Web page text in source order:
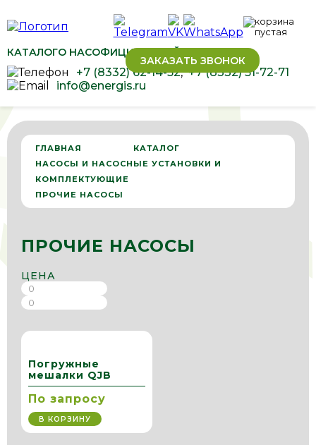
КАТАЛОГО НАСОФИЦИАЛЬНЫЙ ДИЛЕР ОВЕН
+7 (8332) 62-14-52,+7 (8332) 51-72-71
info@energis.ru
ЗАКАЗАТЬ ЗВОНОК
ГЛАВНАЯ
КАТАЛОГ
НАСОСЫ И НАСОСНЫЕ УСТАНОВКИ И
КОМПЛЕКТУЮЩИЕ
ПРОЧИЕ НАСОСЫ
ПРОЧИЕ НАСОСЫ
ЦЕНА
Погружные
мешалки QJB
По запросу
В КОРЗИНУ